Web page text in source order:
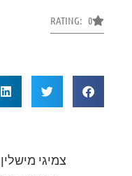
RATING: 0
צמיגי